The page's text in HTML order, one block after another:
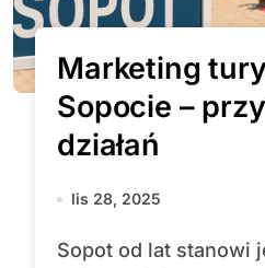
Marketing
Sopocie –
działań
lis 28, 2025
Sopot od lat stanowi jedno z